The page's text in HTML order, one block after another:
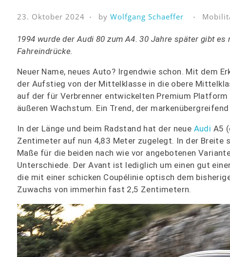
23. Oktober 2024 by Wolfgang Schaeffer
1994 wurde der Audi 80 zum A4. 30 Jahre später gibt es
Fahreindrücke.
Neuer Name, neues Auto? Irgendwie schon. Mit dem
der Aufstieg von der Mittelklasse in die obere
auf der für Verbrenner entwickelten Premium
äußeren Wachstum. Ein Trend, der
In der Länge und beim Radstand hat der neue Audi A5
Zentimeter auf nun 4,83 Meter zugelegt. In der
Maße für die beiden nach wie vor angebotenen
Unterschiede. Der Avant ist lediglich um einen gut
die mit einer schicken Coupélinie optisch dem
Zuwachs von immerhin fast 2,5 Zentimetern.